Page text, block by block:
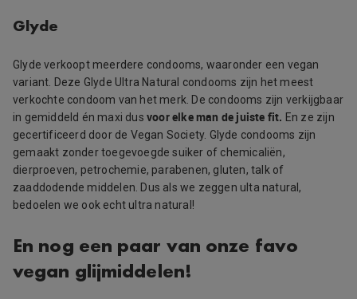
Glyde
Glyde verkoopt meerdere condooms, waaronder een vegan
variant. Deze Glyde Ultra Natural condooms zijn het meest
verkochte condoom van het merk. De condooms zijn verkijgbaar
in gemiddeld én maxi dus voor elke man de juiste fit. En ze zijn
gecertificeerd door de Vegan Society. Glyde condooms zijn
gemaakt zonder toegevoegde suiker of chemicaliën,
dierproeven, petrochemie, parabenen, gluten, talk of
zaaddodende middelen. Dus als we zeggen ulta natural,
bedoelen we ook echt ultra natural!
En nog een paar van onze favo
vegan glijmiddelen!